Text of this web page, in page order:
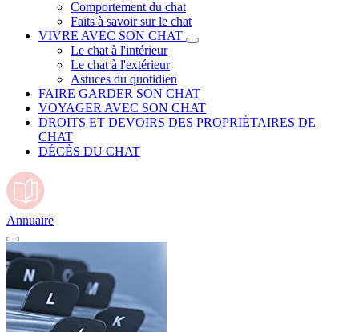
Comportement du chat
Faits à savoir sur le chat
VIVRE AVEC SON CHAT
Le chat à l'intérieur
Le chat à l'extérieur
Astuces du quotidien
FAIRE GARDER SON CHAT
VOYAGER AVEC SON CHAT
DROITS ET DEVOIRS DES PROPRIÉTAIRES DE
CHAT
DÉCÈS DU CHAT
Annuaire